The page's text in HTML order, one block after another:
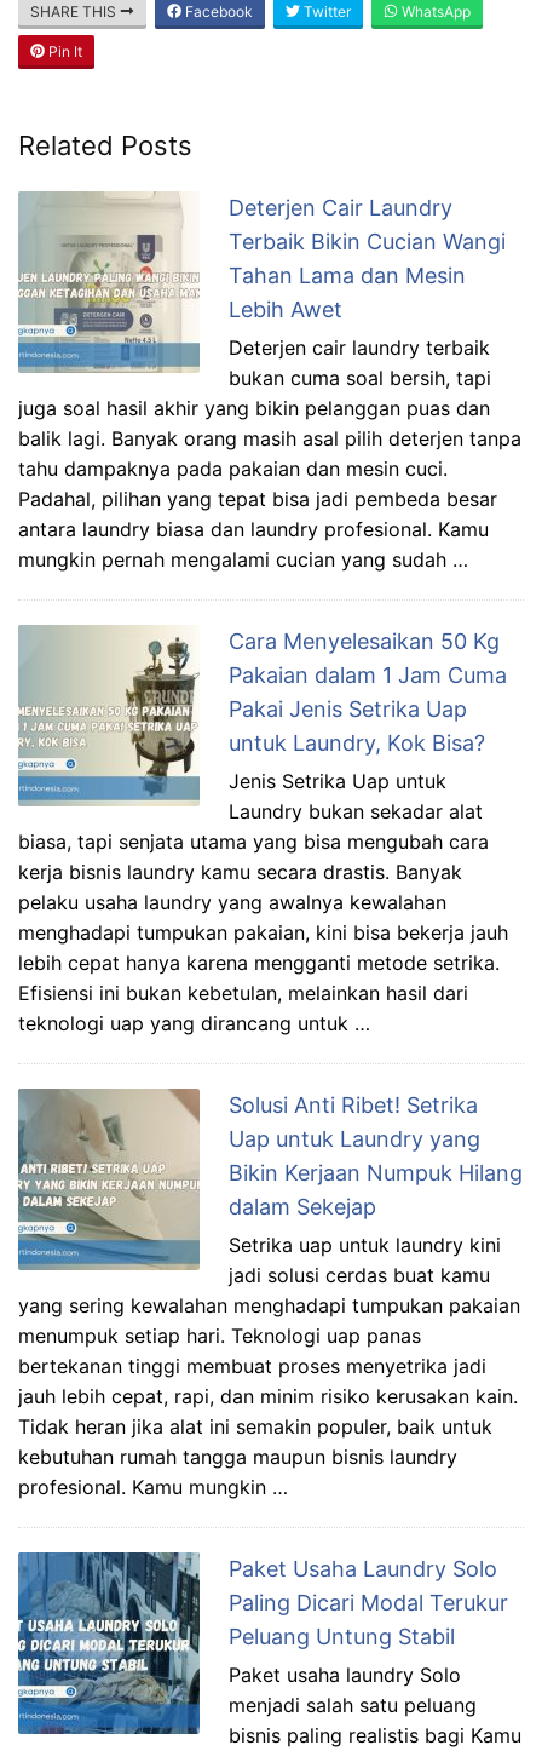
SHARE THIS Facebook Twitter WhatsApp
Pin It
Related Posts
Deterjen Cair Laundry
Terbaik Bikin Cucian Wangi
Tahan Lama dan Mesin
Lebih Awet
Deterjen cair laundry terbaik
bukan cuma soal bersih, tapi
juga soal hasil akhir yang bikin pelanggan puas dan
balik lagi. Banyak orang masih asal pilih deterjen tanpa
tahu dampaknya pada pakaian dan mesin cuci.
Padahal, pilihan yang tepat bisa jadi pembeda besar
antara laundry biasa dan laundry profesional. Kamu
mungkin pernah mengalami cucian yang sudah …
Cara Menyelesaikan 50 Kg
Pakaian dalam 1 Jam Cuma
Pakai Jenis Setrika Uap
untuk Laundry, Kok Bisa?
Jenis Setrika Uap untuk
Laundry bukan sekadar alat
biasa, tapi senjata utama yang bisa mengubah cara
kerja bisnis laundry kamu secara drastis. Banyak
pelaku usaha laundry yang awalnya kewalahan
menghadapi tumpukan pakaian, kini bisa bekerja jauh
lebih cepat hanya karena mengganti metode setrika.
Efisiensi ini bukan kebetulan, melainkan hasil dari
teknologi uap yang dirancang untuk …
Solusi Anti Ribet! Setrika
Uap untuk Laundry yang
Bikin Kerjaan Numpuk Hilang
dalam Sekejap
Setrika uap untuk laundry kini
jadi solusi cerdas buat kamu
yang sering kewalahan menghadapi tumpukan pakaian
menumpuk setiap hari. Teknologi uap panas
bertekanan tinggi membuat proses menyetrika jadi
jauh lebih cepat, rapi, dan minim risiko kerusakan kain.
Tidak heran jika alat ini semakin populer, baik untuk
kebutuhan rumah tangga maupun bisnis laundry
profesional. Kamu mungkin …
Paket Usaha Laundry Solo
Paling Dicari Modal Terukur
Peluang Untung Stabil
Paket usaha laundry Solo
menjadi salah satu peluang
bisnis paling realistis bagi Kamu